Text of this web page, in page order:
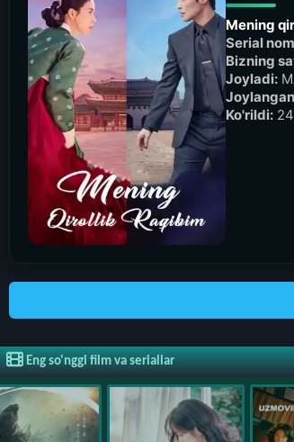
Mening
Serial
Bizning
Joyladi:
Ko'rildi:
Eng so'nggi film va seriallar